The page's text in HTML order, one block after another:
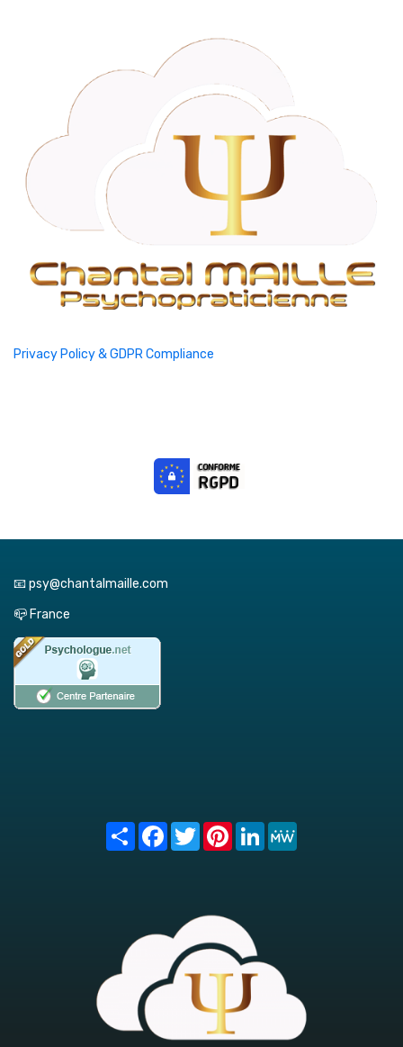
Privacy Policy & GDPR Compliance
📧 psy@chantalmaille.com
📪 France
Share FacebookTwitterPinterest
LinkedIn